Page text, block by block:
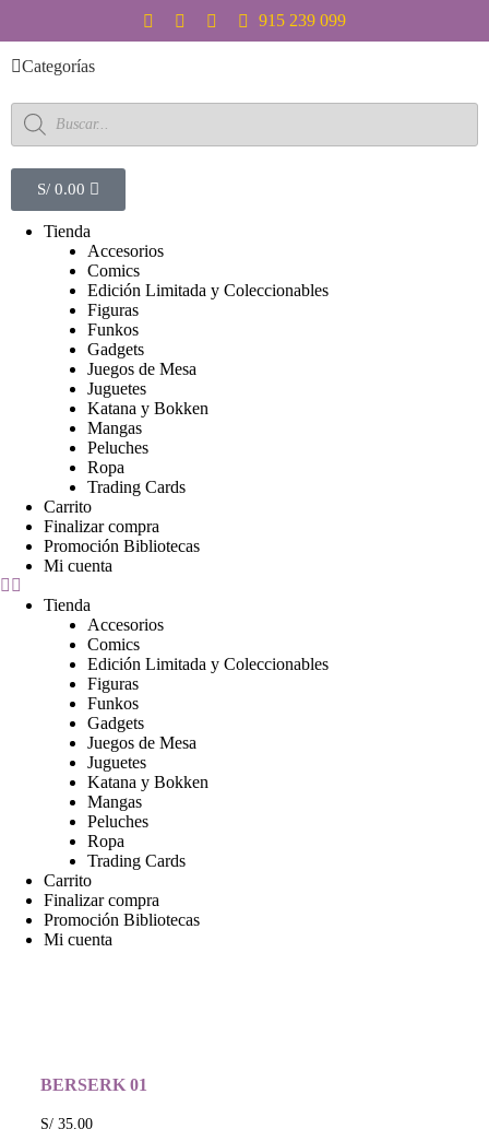
a
l
a
r
n
915 239 099
Categorías
S/ 0.00
Tienda
Accesorios
Comics
Edición Limitada y Coleccionables
Figuras
Funkos
Gadgets
Juegos de Mesa
Juguetes
Katana y Bokken
Mangas
Peluches
Ropa
Trading Cards
Carrito
Finalizar compra
Promoción Bibliotecas
Mi cuenta
Tienda
Accesorios
Comics
Edición Limitada y Coleccionables
Figuras
Funkos
Gadgets
Juegos de Mesa
Juguetes
Katana y Bokken
Mangas
Peluches
Ropa
Trading Cards
Carrito
Finalizar compra
Promoción Bibliotecas
Mi cuenta
BERSERK 01
S/35.00